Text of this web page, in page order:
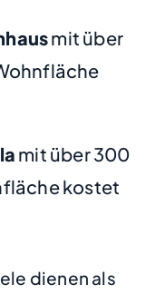
mit über
mit über 300
kostet
dienen als